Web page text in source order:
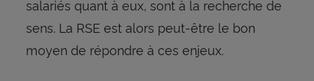
salariés quant à eux, sont à la recherche de
sens. La RSE est alors peut-être le bon
moyen de répondre à ces enjeux.